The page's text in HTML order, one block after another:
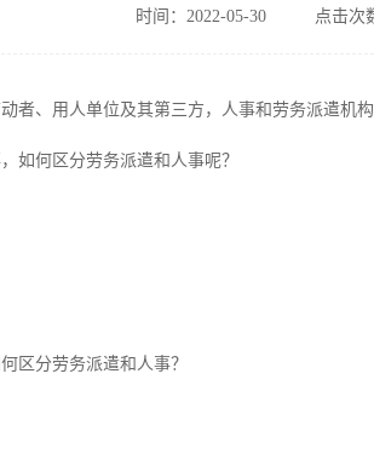
时间：2022-05-30 点击次
者、用人单位及其第三方，人事和劳务派遣机
如何区分劳务派遣和人事呢？
分劳务派遣和人事？